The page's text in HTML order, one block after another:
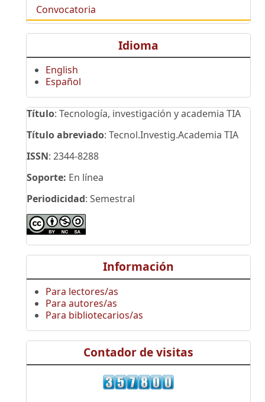
Convocatoria
Idioma
English
Español
Título: Tecnología, investigación y academia TIA
Título abreviado: Tecnol.Investig.Academia TIA
ISSN: 2344-8288
Soporte: En línea
Periodicidad: Semestral
Información
Para lectores/as
Para autores/as
Para bibliotecarios/as
Contador de visitas